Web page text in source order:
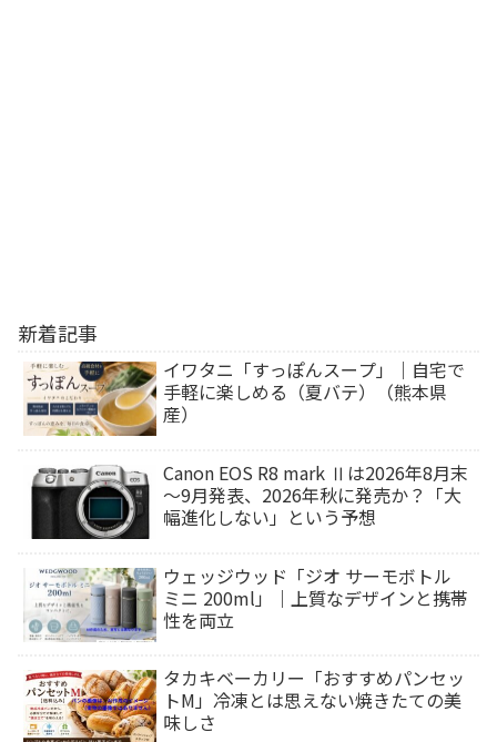
新着記事
イワタニ「すっぽんスープ」｜自宅で
手軽に楽しめる（夏バテ）（熊本県
産）
Canon EOS R8 mark Ⅱは2026年8月末
～9月発表、2026年秋に発売か？「大
幅進化しない」という予想
ウェッジウッド「ジオ サーモボトル
ミニ 200ml」｜上質なデザインと携帯
性を両立
タカキベーカリー「おすすめパンセッ
トM」冷凍とは思えない焼きたての美
味しさ